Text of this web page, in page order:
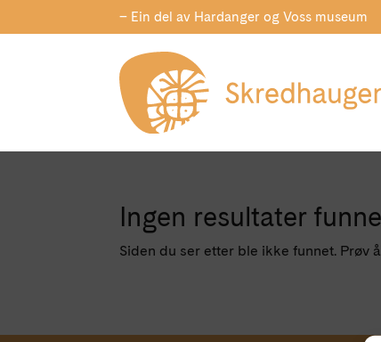
– Ein del av Hardanger og Voss museum
Ingen resultater
Siden du ser etter ble ikke funnet. Prøv